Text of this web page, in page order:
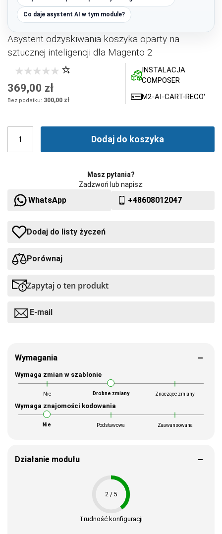
Co daje asystent AI w tym module?
Asystent odzyskiwania koszyka oparty na
sztucznej inteligencji dla Magento 2
369,00 zł
300,00 zł
INSTALACJA
COMPOSER
M2-AI-CART-RECOVERY
Dodaj do koszyka
Masz pytania?
Zadzwoń lub napisz:
WhatsApp +48608012047
Dodaj do listy życzeń
Porównaj
Zapytaj o ten produkt
E-mail
Wymagania
Wymaga zmian w szablonie
Nie Drobne zmiany Znaczące zmiany
Wymaga znajomości kodowania
Nie Podstawowa Zaawansowana
Działanie modułu
2 / 5
Trudność konfiguracji